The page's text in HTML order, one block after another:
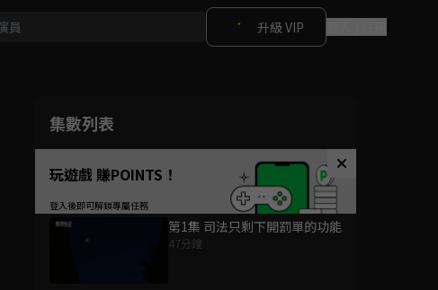
升級 VIP
集數列表
玩遊戲 賺POINTS！
第1集 司法只剩下開罰單的功能
47分鐘